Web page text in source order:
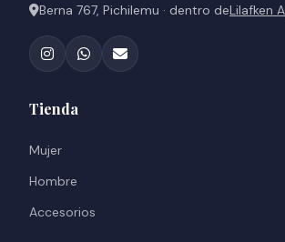
Berna 767, Pichilemu · dentro deLilafken
Tienda
Mujer
Hombre
Accesorios